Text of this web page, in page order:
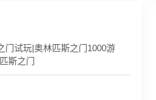
门试玩|奥林匹斯之门1000游
斯之门